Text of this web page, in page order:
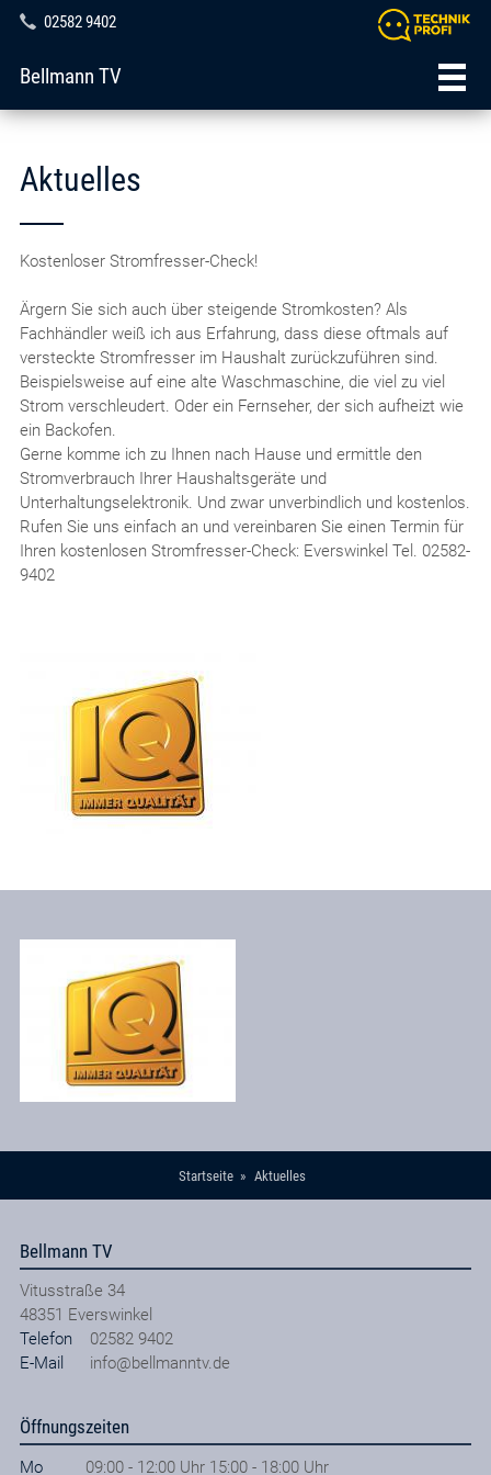
02582 9402
Bellmann TV
Aktuelles
Kostenloser Stromfresser-Check!
Ärgern Sie sich auch über steigende Stromkosten? Als
Fachhändler weiß ich aus Erfahrung, dass diese oftmals auf
versteckte Stromfresser im Haushalt zurückzuführen sind.
Beispielsweise auf eine alte Waschmaschine, die viel zu viel
Strom verschleudert. Oder ein Fernseher, der sich aufheizt wie
ein Backofen.
Gerne komme ich zu Ihnen nach Hause und ermittle den
Stromverbrauch Ihrer Haushaltsgeräte und
Unterhaltungselektronik. Und zwar unverbindlich und kostenlos.
Rufen Sie uns einfach an und vereinbaren Sie einen Termin für
Ihren kostenlosen Stromfresser-Check: Everswinkel Tel. 02582-
9402
Startseite Aktuelles
Bellmann TV
Vitusstraße 34
48351 Everswinkel
Telefon
02582 9402
E-Mail
info@bellmanntv.de
Öffnungszeiten
Mo 09:00 - 12:00 Uhr 15:00 - 18:00 Uhr